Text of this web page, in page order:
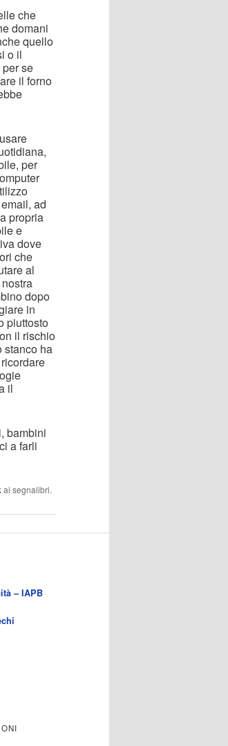
che
domani
quello
o il
se
il forno
per
ad
propria
e
dove
che
al
dopo
in
piuttosto
il rischio
stanco ha
il
bambini
a farli
ai segnalibri.
– IAPB